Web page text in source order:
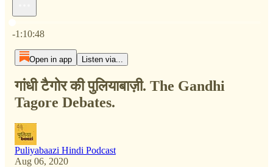
-1:10:48
Open in app Listen via...
गांधी टैगोर की पुलियाबाज़ी. The Gandhi
Tagore Debates.
Puliyabaazi Hindi Podcast
Aug 06, 2020